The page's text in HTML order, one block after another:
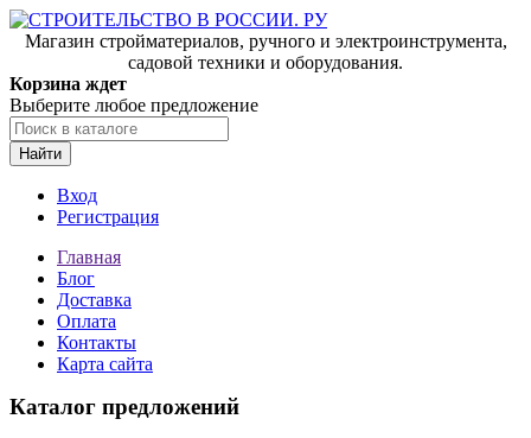
Магазин стройматериалов, ручного и электроинструмента,
садовой техники и оборудования.
Корзина ждет
Выберите любое предложение
Найти
Вход
Регистрация
Главная
Блог
Доставка
Оплата
Контакты
Карта сайта
Каталог предложений